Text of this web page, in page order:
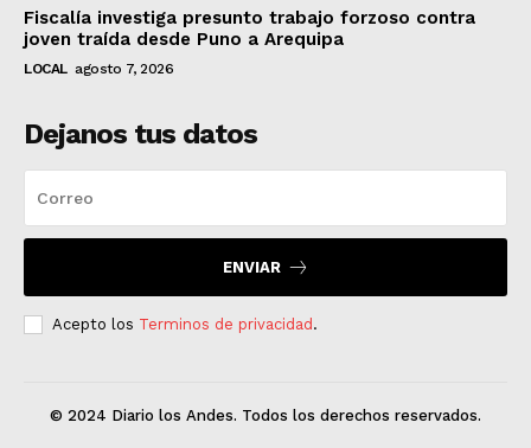
Fiscalía investiga presunto trabajo forzoso contra
joven traída desde Puno a Arequipa
LOCAL agosto 7, 2026
Dejanos tus datos
ENVIAR
Acepto los Terminos de privacidad .
© 2024 Diario los Andes. Todos los derechos reservados.